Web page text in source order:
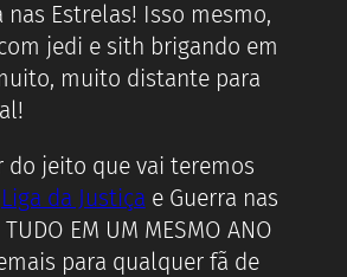
nas Estrelas! Isso mesmo,
jedi e sith brigando em
muito distante para
do jeito que vai teremos
Liga da Justiça e Guerra nas
EM UM MESMO ANO
para qualquer fã de